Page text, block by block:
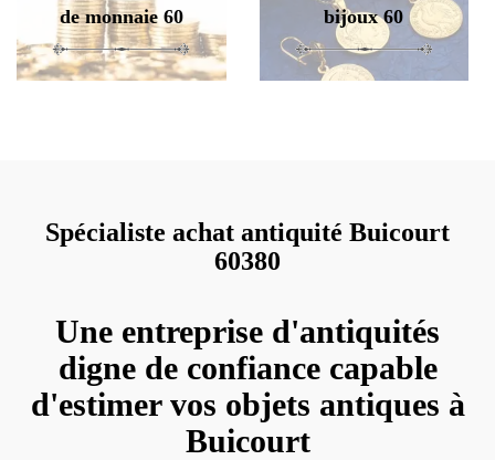
de monnaie 60
bijoux 60
Spécialiste achat antiquité Buicourt
60380
Une entreprise d'antiquités
digne de confiance capable
d'estimer vos objets antiques à
Buicourt